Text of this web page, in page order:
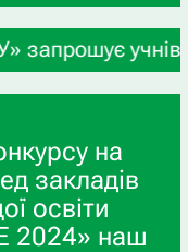
9-х та 11-х
на
закладів
освіти
2024» наш